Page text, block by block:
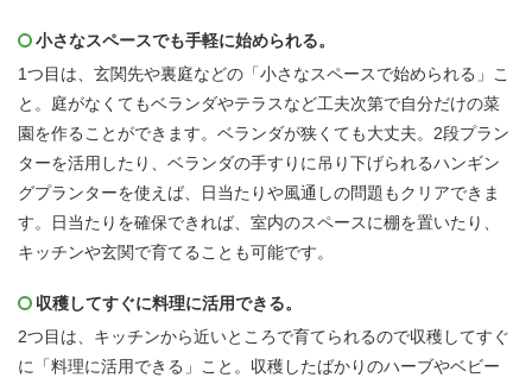
小さなスペースでも手軽に始められる。
1つ目は、玄関先や裏庭などの「小さなスペースで始められる」こ
と。庭がなくてもベランダやテラスなど工夫次第で自分だけの菜
園を作ることができます。ベランダが狭くても大丈夫。2段プラン
ターを活用したり、ベランダの手すりに吊り下げられるハンギン
グプランターを使えば、日当たりや風通しの問題もクリアできま
す。日当たりを確保できれば、室内のスペースに棚を置いたり、
キッチンや玄関で育てることも可能です。
収穫してすぐに料理に活用できる。
2つ目は、キッチンから近いところで育てられるので収穫してすぐ
に「料理に活用できる」こと。収穫したばかりのハーブやベビー